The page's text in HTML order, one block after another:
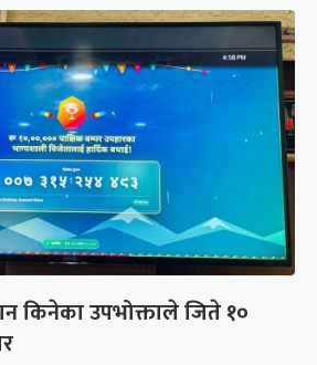
किनेका उपभोक्ताले जिते १०